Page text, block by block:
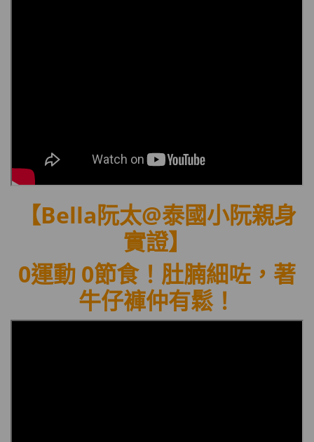
【Bella阮太@泰國小阮親身
實證】
0運動 0節食！肚腩細咗，著
牛仔褲仲有鬆！